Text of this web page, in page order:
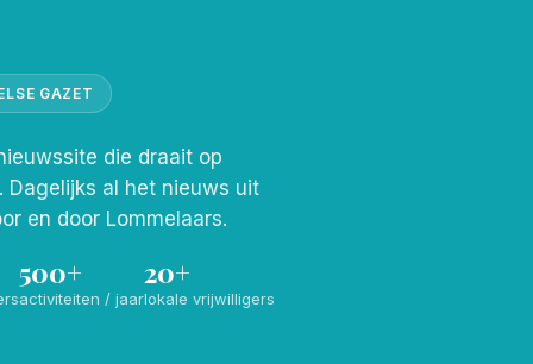
GAZET
die draait op
Dagelijks al het nieuws uit
en door Lommelaars.
500+
activiteiten / jaar
20+
lokale vrijwilligers